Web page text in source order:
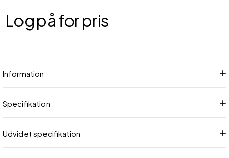
Log på for pris
Information
Specifikation
Udvidet specifikation